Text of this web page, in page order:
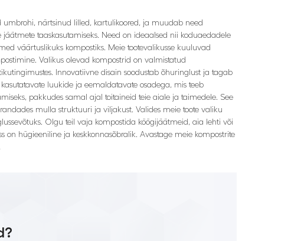
närtsinud lilled, kartulikoored, ja muudab need
taaskasutamiseks. Need on ideaalsed nii koduaedadele
väärtuslikuks kompostiks. Meie tootevalikusse kuuluvad
Valikus olevad kompostrid on valmistatud
Innovatiivne disain soodustab õhuringlust ja tagab
luukide ja eemaldatavate osadega, mis teeb
pakkudes samal ajal toitaineid teie aiale ja taimedele. See
mulla struktuuri ja viljakust. Valides meie toote valiku
Olgu teil vaja kompostida köögijäätmeid, aia lehti või
hügieeniline ja keskkonnasõbralik. Avastage meie kompostrite